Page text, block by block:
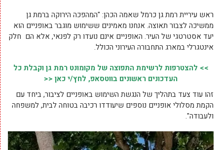
ראש עיריית רמת גן כרמל שאמה הכהן: "המהפכה הירוקה ברמת גן
ממשיכה לצבור תאוצה. אנחנו מאמינים ששימוש מוגבר באופניים הוא
יעד אסטרטגי של העיר. האופניים אינם נועדו רק לפנאי, אלא הם חלק
אינטגרלי במארג התחבורה העירוני הכולל.
>> להצטרפות לרשימת התפוצה של מקומונט רמת גן וקבלת כל
העדכונים ראשונים בווטסאפ, לחץ/י כאן <<
זהו עוד צעד בתהליך של הנגשת השימוש באופניים לציבור, ביחד עם
הקמת מסלולי אופניים נוספים שיעודדו רכיבה בטוחה לבית, למשפחה
ולעבודה".